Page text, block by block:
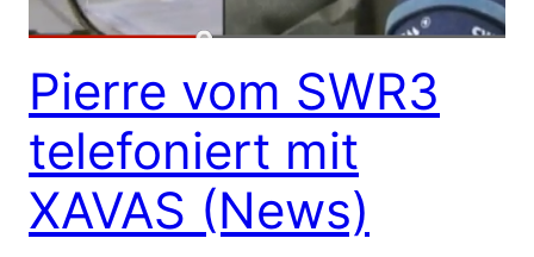
Pierre vom SWR3
telefoniert mit
XAVAS (News)